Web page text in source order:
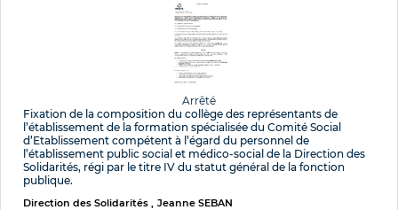
Arrêté
Fixation de la composition du collège des représentants de
l’établissement de la formation spécialisée du Comité Social
d’Etablissement compétent à l’égard du personnel de
l’établissement public social et médico-social de la Direction des
Solidarités, régi par le titre IV du statut général de la fonction
publique.
Direction des Solidarités Jeanne SEBAN